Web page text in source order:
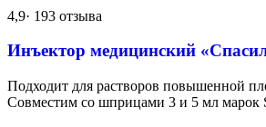
4,9· 193 отзыва
Инъектор медицинский
Подходит для растворов повышенной
Совместим со шприцами 3 и 5 мл марок